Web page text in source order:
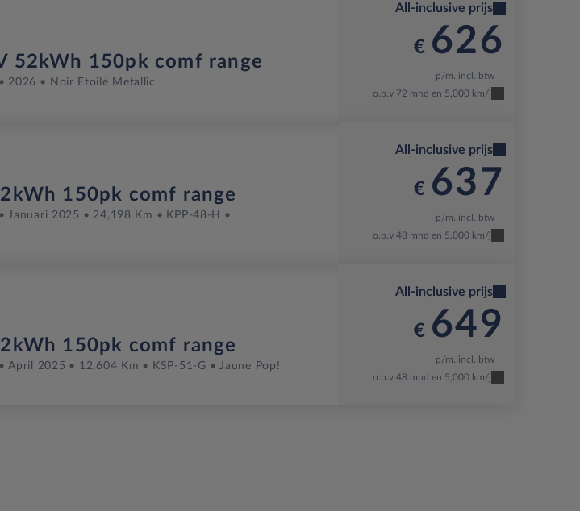
52kWh 150pk comf range
2026 Noir Etoilé Metallic
All-inclusive prijs
€ 626
p/m. incl. btw
o.b.v 72 mnd en 5,000 km/j
150pk comf range
Januari 2025 24,198 Km
KPP-48-H
All-inclusive prijs
€ 637
p/m. incl. btw
o.b.v 48 mnd en 5,000 km/j
150pk comf range
April 2025 12,604 Km KSP-51-G Jaune Pop!
All-inclusive prijs
€ 649
p/m. incl. btw
o.b.v 48 mnd en 5,000 km/j